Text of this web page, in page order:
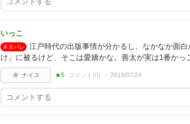
いっこ
ネタバレ
江戸時代の出版事情が分かるし、なかなか面
け」に被るけど、そこは愛嬌かな。善太が実は1番かっ
ナイス ★5 コメント(0) 2019/07/24